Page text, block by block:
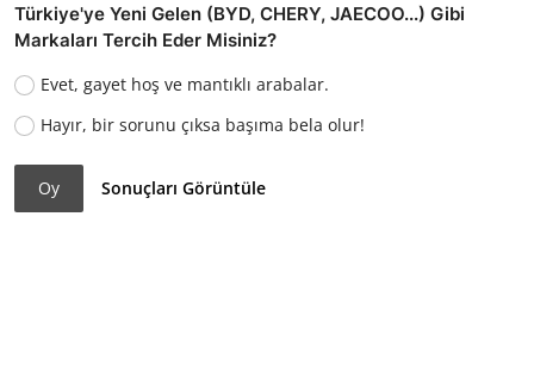
Türkiye'ye Yeni Gelen (BYD, CHERY, JAECOO...) Gibi
Markaları Tercih Eder Misiniz?
Evet, gayet hoş ve mantıklı arabalar.
Hayır, bir sorunu çıksa başıma bela olur!
Oy Sonuçları Görüntüle